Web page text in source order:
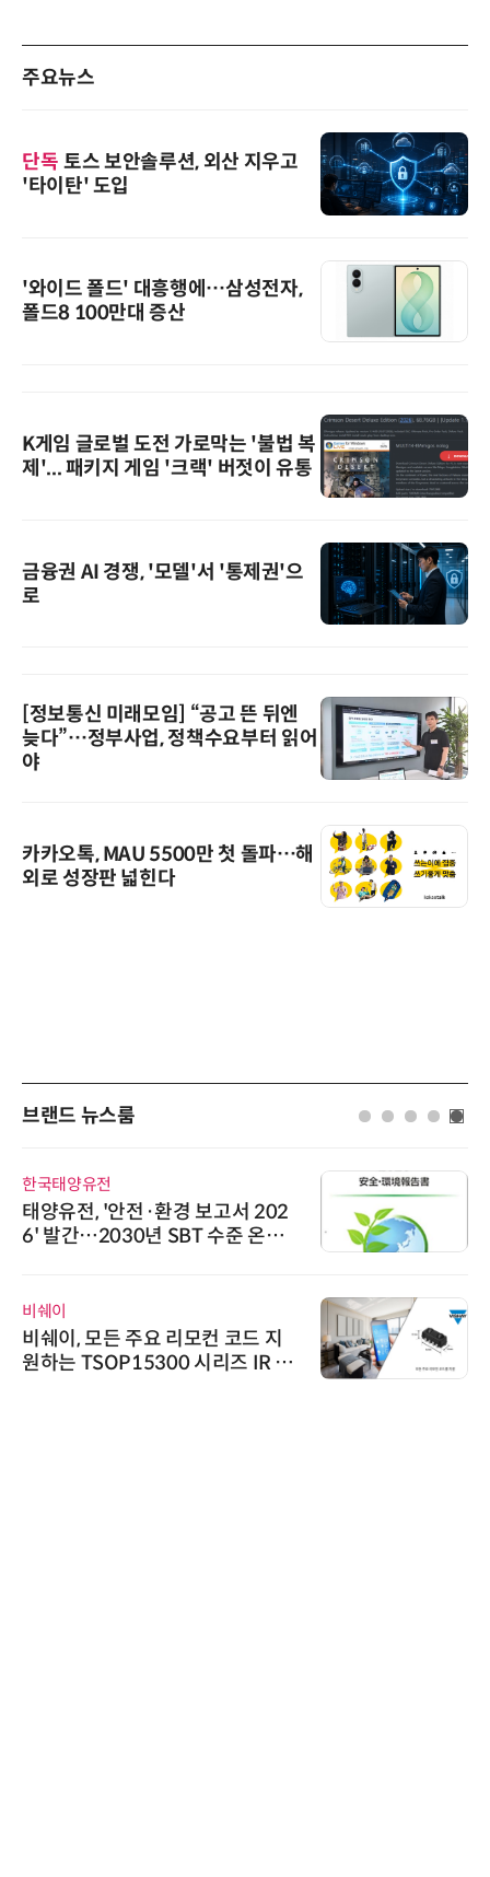
주요뉴스
단독 토스 보안솔루션, 외산 지우고
'타이탄' 도입
'와이드 폴드' 대흥행에…삼성전자,
폴드8 100만대 증산
K게임 글로벌 도전 가로막는 '불법 복
제'... 패키지 게임 '크랙' 버젓이 유통
금융권 AI 경쟁, '모델'서 '통제권'으
로
[정보통신 미래모임] “공고 뜬 뒤엔
늦다”…정부사업, 정책수요부터 읽어
야
카카오톡, MAU 5500만 첫 돌파…해
외로 성장판 넓힌다
브랜드 뉴스룸
한국태양유전
태양유전, '안전·환경 보고서 202
6' 발간…2030년 SBT 수준 온실
비쉐이
비쉐이, 모든 주요 리모컨 코드 지
원하는 TSOP15300 시리즈 IR 수